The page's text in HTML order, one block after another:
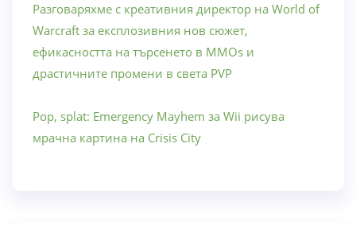
Разговаряхме с креативния директор на World of
Warcraft за експлозивния нов сюжет,
ефикасността на търсенето в MMOs и
драстичните промени в света PVP
Pop, splat: Emergency Mayhem за Wii рисува
мрачна картина на Crisis City